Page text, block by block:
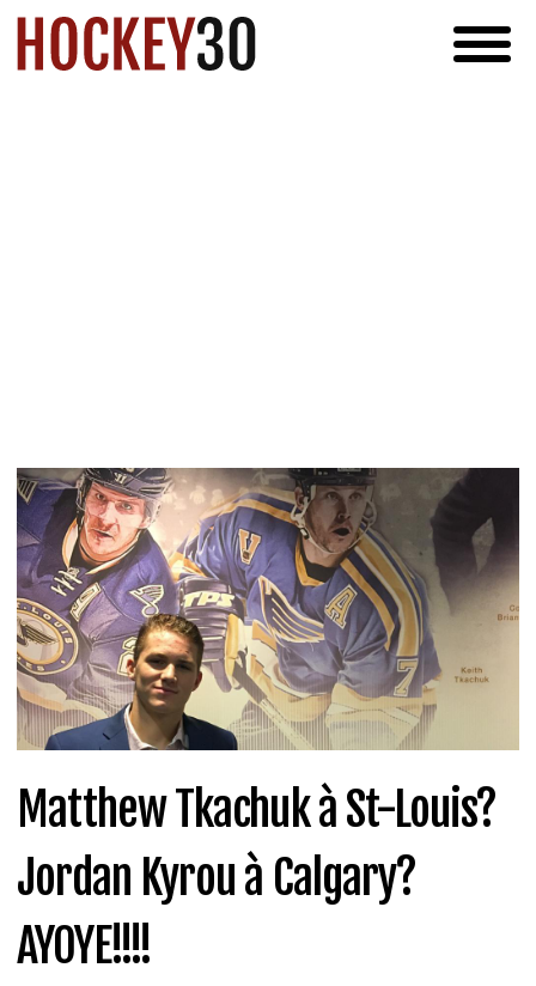
Matthew Tkachuk à St-Louis?
Jordan Kyrou à Calgary?
AYOYE!!!!